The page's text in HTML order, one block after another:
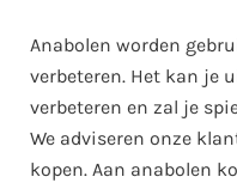
Anabolen worden
verbeteren. Het kan je
verbeteren en zal je
We adviseren onze
kopen. Aan anabolen